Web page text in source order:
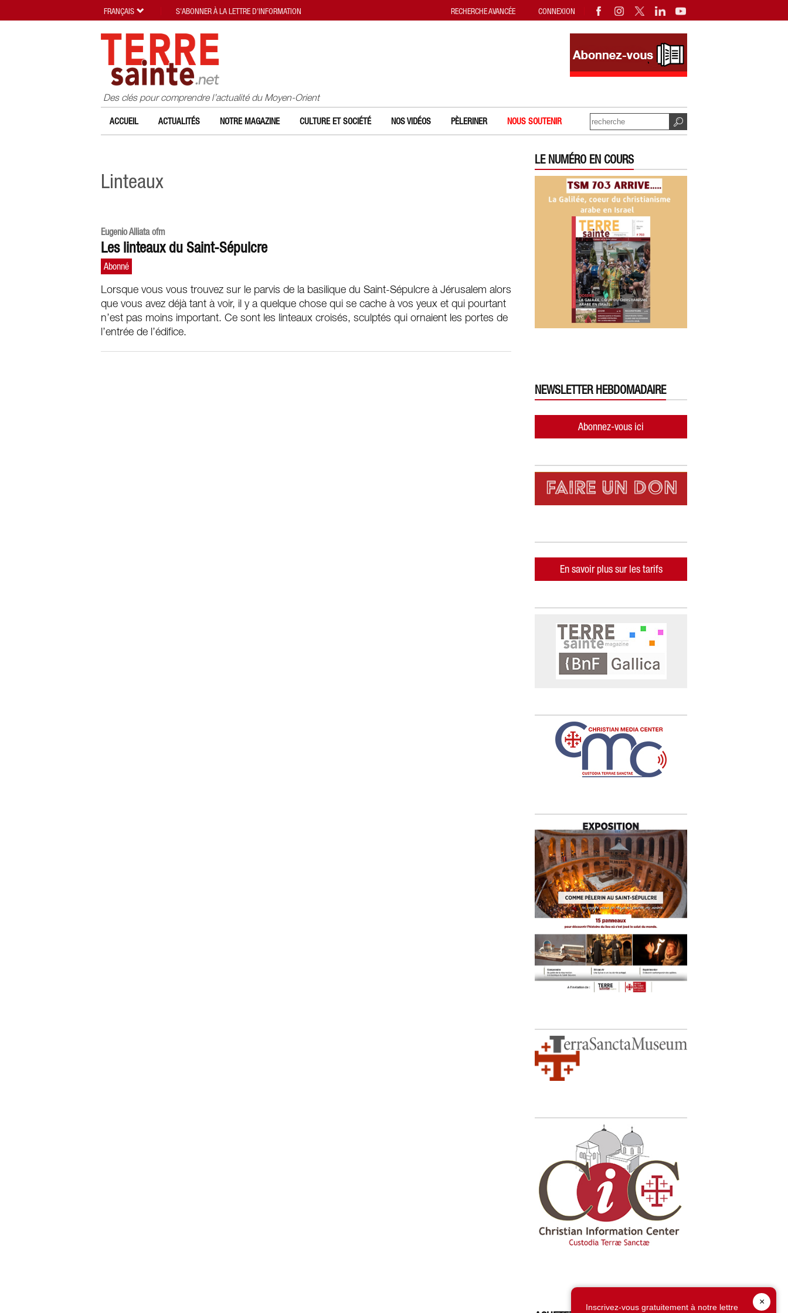
Des clés pour comprendre l’actualité du Moyen-Orient
ACCUEIL ACTUALITÉS NOTRE MAGAZINE CULTURE ET SOCIÉTÉ NOS VIDÉOS PÈLERINER NOUS SOUTENIR
Linteaux
Eugenio Alliata ofm
Les linteaux du Saint-Sépulcre
Lorsque vous vous trouvez sur le parvis de la basilique du Saint-Sépulcre à Jérusalem alors
que vous avez déjà tant à voir, il y a quelque chose qui se cache à vos yeux et qui pourtant
n’est pas moins important. Ce sont les linteaux croisés, sculptés qui ornaient les portes de
l’entrée de l’édifice.
LE NUMÉRO EN COURS
NEWSLETTER HEBDOMADAIRE
Abonnez-vous ici
En savoir plus sur les tarifs
×
Inscrivez-vous gratuitement à notre lettre
RECHERCHE AVANCÉE CONNEXION
FRANÇAIS S'ABONNER À LA LETTRE D'INFORMATION